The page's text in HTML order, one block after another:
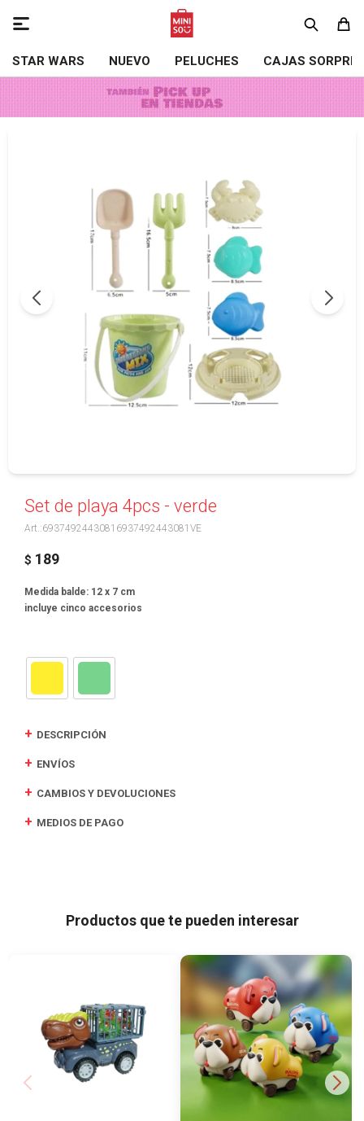
STAR WARS NUEVO PELUCHES CAJAS

Set de playa 4pcs - verde
69374924430816937492443081VE
$ 189
Medida balde: 12 x 7 cm
incluye cinco accesorios
DESCRIPCIÓN
ENVÍOS
CAMBIOS Y DEVOLUCIONES
MEDIOS DE PAGO
Productos que te pueden interesar